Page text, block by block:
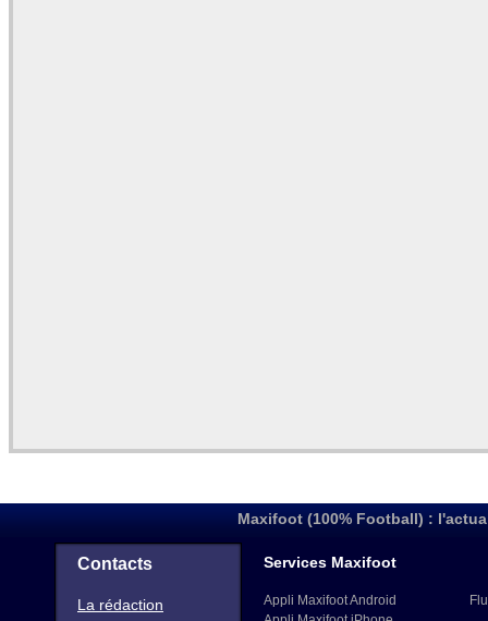
Maxifoot (100% Football) :
Contacts
La rédaction
Services Maxifoot
Appli Maxifoot Android